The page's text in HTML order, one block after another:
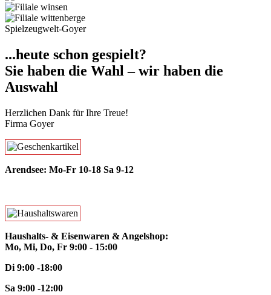
Spielzeugwelt-Goyer
...heute schon gespielt?
Sie haben die Wahl –wir haben die
Auswahl
Herzlichen Dank für Ihre Treue!
Firma Goyer
Arendsee: Mo-Fr 10-18 Sa 9-12
Haushalts- & Eisenwaren & Angelshop:
Mo, Mi, Do, Fr 9:00 - 15:00
Di 9:00 -18:00
Sa 9:00 -12:00